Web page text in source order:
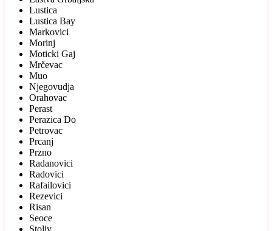
Lustica
Lustica Bay
Markovici
Morinj
Moticki Gaj
Mrčevac
Muo
Njegovudja
Orahovac
Perast
Perazica Do
Petrovac
Prcanj
Przno
Radanovici
Radovici
Rafailovici
Rezevici
Risan
Seoce